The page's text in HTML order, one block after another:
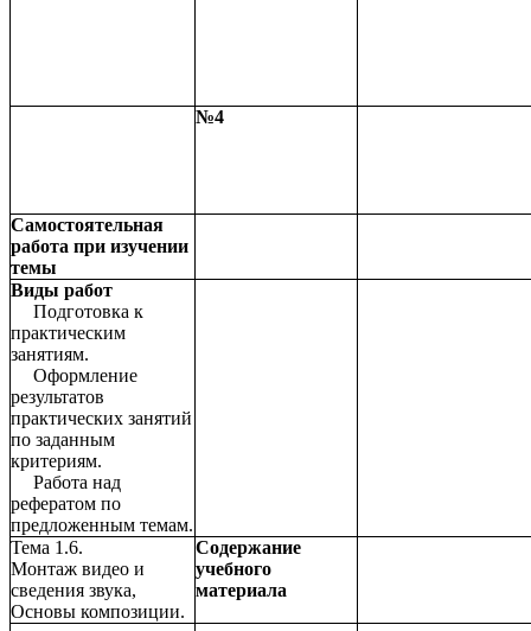
№4
Самостоятельная
работа при изучении
темы
Виды работ
Подготовка к
практическим
занятиям.
Оформление
результатов
практических занятий
по заданным
критериям.
Работа над
рефератом по
предложенным темам.
Тема 1.6.
Монтаж видео и
сведения звука,
Основы композиции.
Содержание
учебного
материала